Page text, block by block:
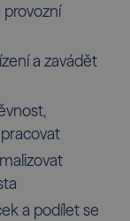
provozní
a zavádět
a podílet se